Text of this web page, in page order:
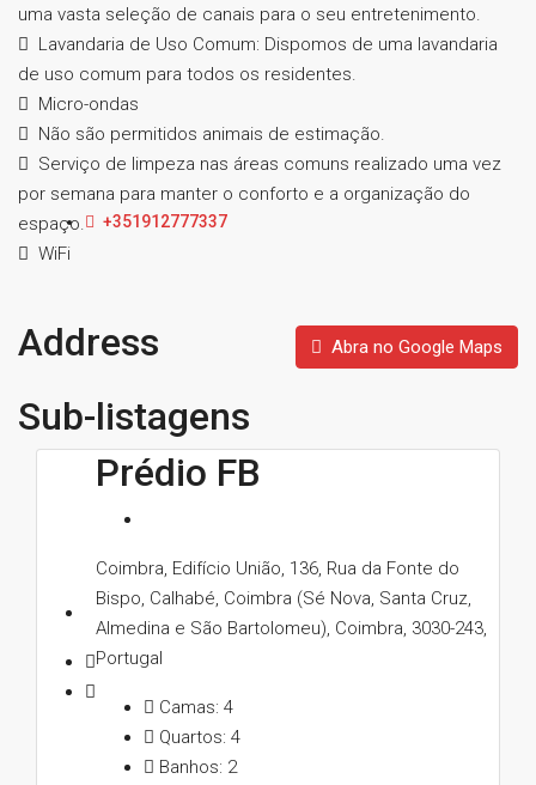
+351912777337
uma vasta seleção de canais para o seu entretenimento.
Lavandaria de Uso Comum: Dispomos de uma lavandaria
de uso comum para todos os residentes.
Micro-ondas
Não são permitidos animais de estimação.
Serviço de limpeza nas áreas comuns realizado uma vez
por semana para manter o conforto e a organização do
espaço.
WiFi
Address Abra no Google Maps
Sub-listagens
Prédio FB
Coimbra, Edifício União, 136, Rua da Fonte do
Bispo, Calhabé, Coimbra (Sé Nova, Santa Cruz,
Almedina e São Bartolomeu), Coimbra, 3030-243,
Portugal
Camas: 4
Quartos: 4
Banhos: 2